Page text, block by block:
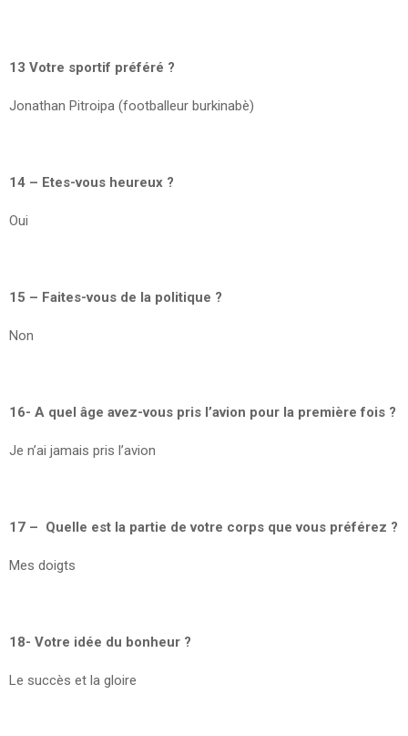
13 Votre sportif préféré ?
Jonathan Pitroipa (footballeur burkinabè)
14 – Etes-vous heureux ?
Oui
15 – Faites-vous de la politique ?
Non
16- A quel âge avez-vous pris l’avion pour la première fois ?
Je n’ai jamais pris l’avion
17 – Quelle est la partie de votre corps que vous préférez ?
Mes doigts
18- Votre idée du bonheur ?
Le succès et la gloire